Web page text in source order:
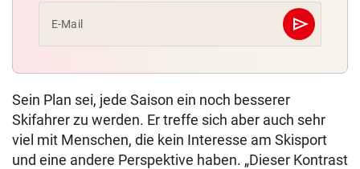
E-Mail send
Abschicken
Sein Plan sei, jede Saison ein noch besserer
Skifahrer zu werden. Er treffe sich aber auch sehr
viel mit Menschen, die kein Interesse am Skisport
und eine andere Perspektive haben. „Dieser Kontrast